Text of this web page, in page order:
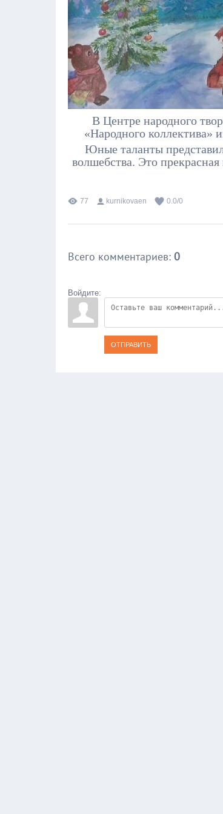
В Центре народного
«Народного коллектива»
Юные таланты
волшебства. Это
77 kurnikovaen 0.0/0
Всего комментариев: 0
Войдите:
ОТПРАВИТЬ